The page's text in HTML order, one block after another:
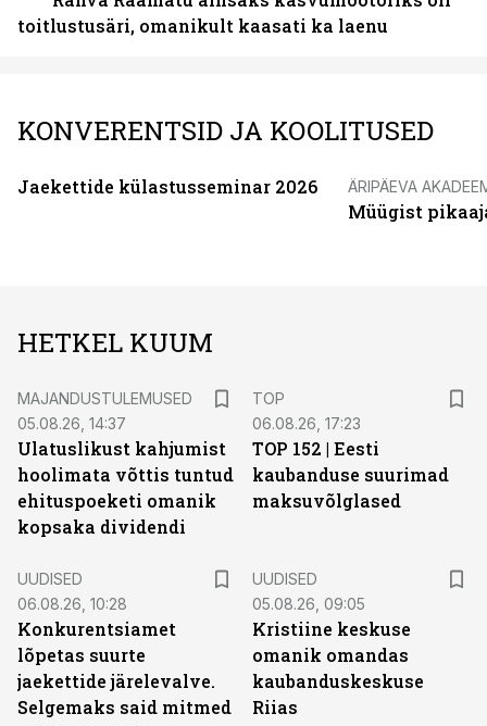
toitlustusäri, omanikult kaasati ka laenu
KONVERENTSID JA KOOLITUSED
Jaekettide külastusseminar 2026 ÄRIPÄEVA
Müügist
HETKEL KUUM
MAJANDUSTULEMUSED
05.08.26, 14:37
Ulatuslikust kahjumist
hoolimata võttis tuntud
ehituspoeketi omanik
kopsaka dividendi
TOP
06.08.26, 17:23
TOP 152 | Eesti
kaubanduse suurimad
maksuvõlglased
UUDISED
06.08.26, 10:28
Konkurentsiamet
lõpetas suurte
jaekettide järelevalve.
Selgemaks said mitmed
UUDISED
05.08.26, 09:05
Kristiine keskuse
omanik omandas
kaubanduskeskuse
Riias